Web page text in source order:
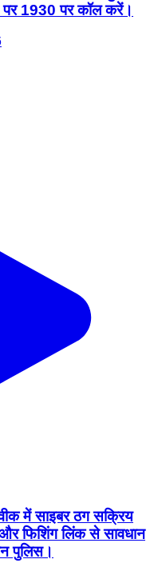
पर 1930 पर कॉल करें।
में साइबर ठग सक्रिय
फिशिंग लिंक से सावधान
पुलिस।